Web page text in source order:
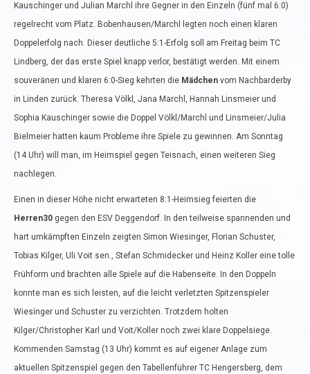
Kauschinger und Julian Marchl ihre Gegner in den Einzeln (fünf mal 6:0)
regelrecht vom Platz. Bobenhausen/Marchl legten noch einen klaren
Doppelerfolg nach. Dieser deutliche 5:1-Erfolg soll am Freitag beim TC
Lindberg, der das erste Spiel knapp verlor, bestätigt werden. Mit einem
souveränen und klaren 6:0-Sieg kehrten die Mädchen vom Nachbarderby
in Linden zurück. Theresa Völkl, Jana Marchl, Hannah Linsmeier und
Sophia Kauschinger sowie die Doppel Völkl/Marchl und Linsmeier/Julia
Bielmeier hatten kaum Probleme ihre Spiele zu gewinnen. Am Sonntag
(14 Uhr) will man, im Heimspiel gegen Teisnach, einen weiteren Sieg
nachlegen.
Einen in dieser Höhe nicht erwarteten 8:1-Heimsieg feierten die
Herren30 gegen den ESV Deggendorf. In den teilweise spannenden und
hart umkämpften Einzeln zeigten Simon Wiesinger, Florian Schuster,
Tobias Kilger, Uli Voit sen., Stefan Schmidecker und Heinz Koller eine tolle
Frühform und brachten alle Spiele auf die Habenseite. In den Doppeln
konnte man es sich leisten, auf die leicht verletzten Spitzenspieler
Wiesinger und Schuster zu verzichten. Trotzdem holten
Kilger/Christopher Karl und Voit/Koller noch zwei klare Doppelsiege.
Kommenden Samstag (13 Uhr) kommt es auf eigener Anlage zum
aktuellen Spitzenspiel gegen den Tabellenführer TC Hengersberg, dem